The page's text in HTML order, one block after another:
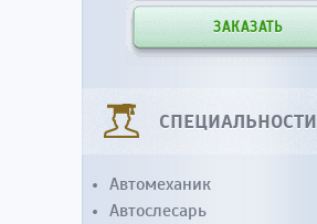
ЗАКАЗАТЬ
СПЕЦИАЛЬНОСТИ
Автомеханик
Автослесарь